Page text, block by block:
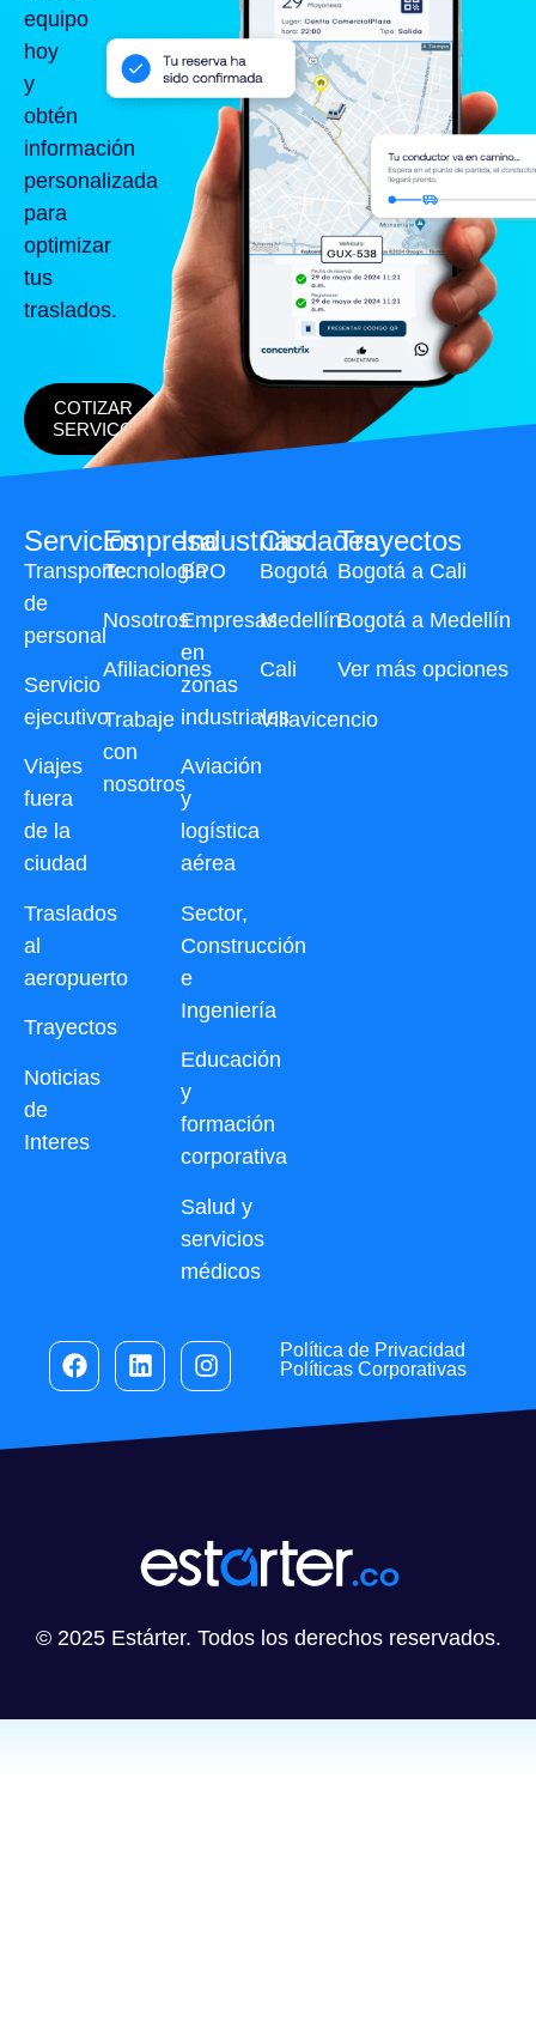
equipo
hoy
y
obtén
información
personalizada
para
optimizar
tus
traslados.
COTIZAR
SERVICO
Servicios
Transporte
de
personal
Servicio
ejecutivo
Viajes
fuera
de la
ciudad
Traslados
al
aeropuerto
Trayectos
Noticias
de
Interes
Industrias
BPO
Empresas
en
zonas
industriales
Aviación
y
logística
aérea
Sector,
Construcción
e
Ingeniería
Educación
y
formación
corporativa
Salud y
servicios
médicos
Ciudades
Bogotá
Medellín
Cali
Villavicencio
Trayectos
Bogotá a Cali
Bogotá a Medellín
Ver más opciones
Empresa
Tecnología
Nosotros
Afiliaciones
Trabaje
con
nosotros
Política de Privacidad
Políticas Corporativas
© 2025 Estárter. Todos los derechos reservados.